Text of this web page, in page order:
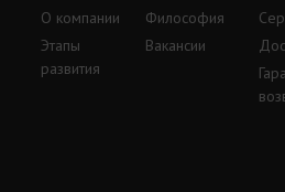
О компании
Этапы
развития
Философия
Вакансии